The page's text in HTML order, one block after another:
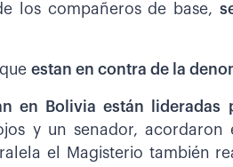
los compañeros de base,
estan en contra de la
en Bolivia están lideradas
y un senador, acordaron
el Magisterio también